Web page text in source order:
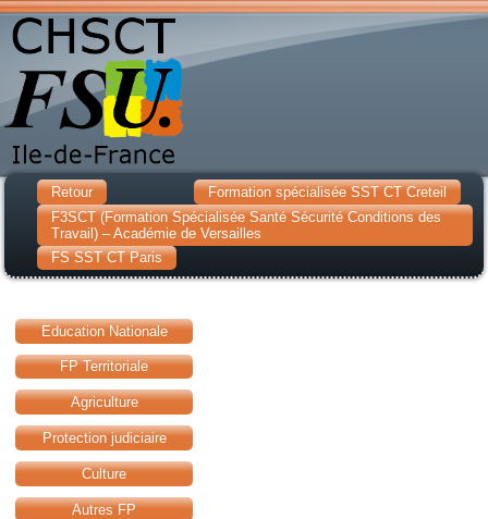
Retour
Formation spécialisée SST CT Creteil
F3SCT (Formation Spécialisée Santé Sécurité Conditions des
Travail) – Académie de Versailles
FS SST CT Paris
Education Nationale
FP Territoriale
Agriculture
Protection judiciaire
Culture
Autres FP